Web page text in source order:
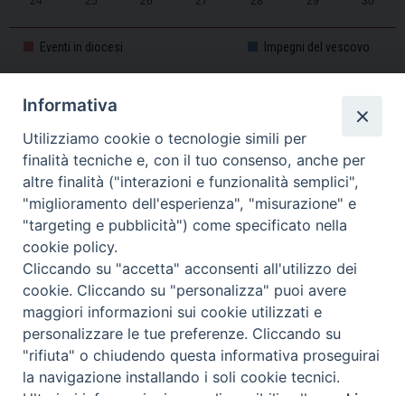
31 1 2 3 4 5 6
Eventi in diocesi Impegni del vescovo
CALENDARIO PASTORALE 2025-2026
Piazza Duomo, 11 - 27100 Pavia - Tel. 0382.386511 - Fax
0382.386525 -servizigenerali@diocesi.pavia.it -Privacy policy
Twitter
Informativa
Utilizziamo cookie o tecnologie simili per
finalità tecniche e, con il tuo consenso, anche per
altre finalità ("interazioni e funzionalità semplici",
"miglioramento dell'esperienza", "misurazione" e
"targeting e pubblicità") come specificato nella
cookie policy.
Cliccando su "accetta" acconsenti all'utilizzo dei
cookie. Cliccando su "personalizza" puoi avere
maggiori informazioni sui cookie utilizzati e
personalizzare le tue preferenze. Cliccando su
"rifiuta" o chiudendo questa informativa proseguirai
la navigazione installando i soli cookie tecnici.